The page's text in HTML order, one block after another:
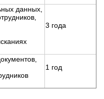
данных,
3 года
1 год